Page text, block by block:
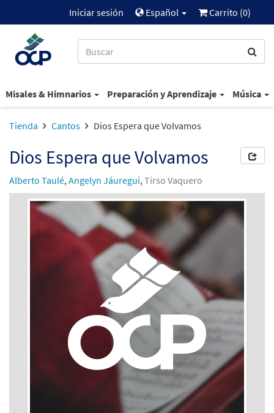
Iniciar sesión Español Carrito (0)
Misales & Himnarios Preparación y Aprendizaje Música
Tienda Cantos Dios Espera que Volvamos
Dios Espera que Volvamos
Alberto Taulé,Angelyn Jáuregui,Tirso Vaquero